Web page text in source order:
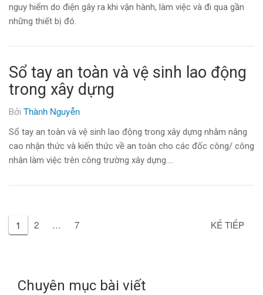
nguy hiểm do điện gây ra khi vận hành, làm việc và đi qua gần
những thiết bị đó.
Sổ tay an toàn và vệ sinh lao động
trong xây dựng
Bởi Thành Nguyễn
Sổ tay an toàn và vệ sinh lao động trong xây dựng nhằm nâng
cao nhận thức và kiến thức về an toàn cho các đốc công/ công
nhân làm việc trên công trường xây dựng….
1 2 … 7 KẾ TIẾP
Chuyên mục bài viết